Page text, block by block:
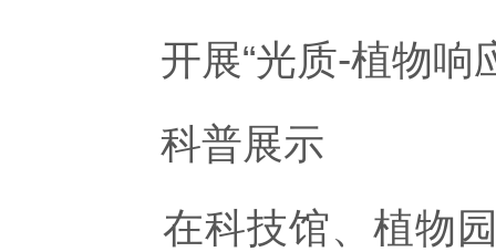
开展“光质-植物响应
科普展示
在科技馆、植物园